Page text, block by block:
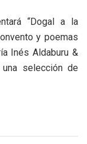
“Dogal a la
y poemas
Inés Aldaburu &
una selección de